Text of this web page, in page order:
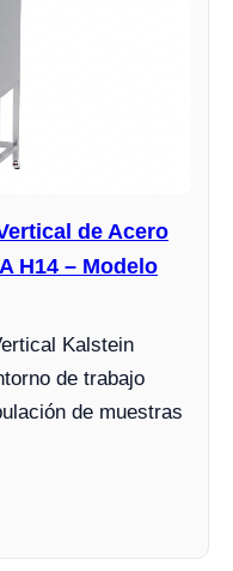
de Acero
H14 – Modelo
Kalstein
de trabajo
de muestras